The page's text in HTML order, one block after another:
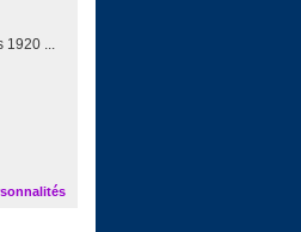
1920 ...